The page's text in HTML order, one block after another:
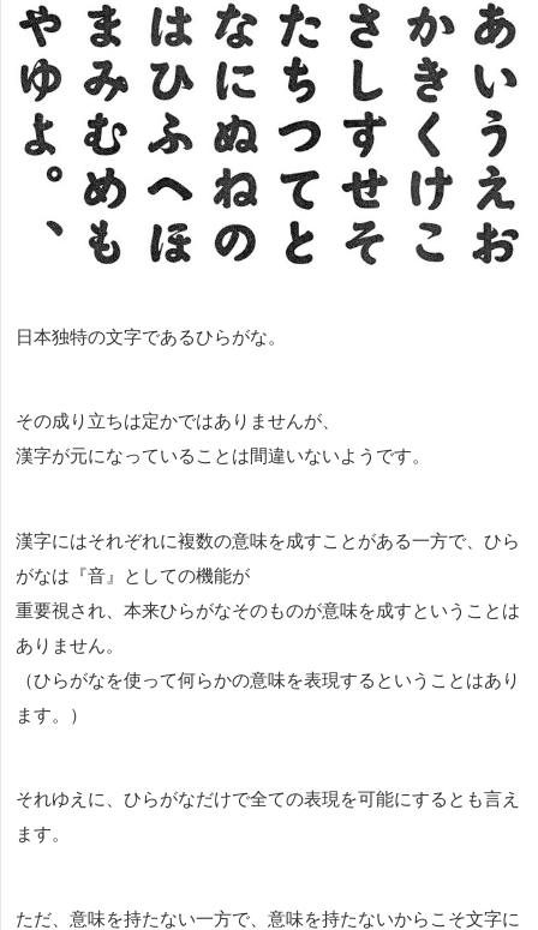
日本独特の文字であるひらがな。
その成り立ちは定かではありませんが、
漢字が元になっていることは間違いないようです。
漢字にはそれぞれに複数の意味を成すことがある一方で、ひら
がなは『音』としての機能が
重要視され、本来ひらがなそのものが意味を成すということは
ありません。
（ひらがなを使って何らかの意味を表現するということはあり
ます。）
それゆえに、ひらがなだけで全ての表現を可能にするとも言え
ます。
ただ、意味を持たない一方で、意味を持たないからこそ文字に